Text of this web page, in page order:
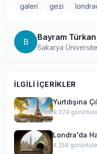
galeri gezi
B Bayram Türkan
Sakarya
İLGILI İÇERIKLER
Yurtdışına
9.374
Londra'da
4.258